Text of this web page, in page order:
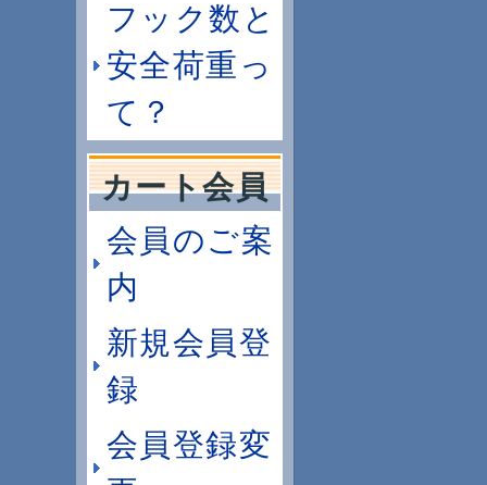
フック数と
安全荷重っ
て？
カート会員
会員のご案
内
新規会員登
録
会員登録変